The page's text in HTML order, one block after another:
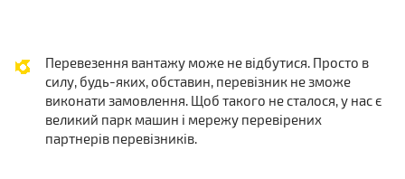
Перевезення вантажу може не відбутися. Просто в
силу, будь-яких, обставин, перевізник не зможе
виконати замовлення. Щоб такого не сталося, у нас є
великий парк машин і мережу перевірених
партнерів перевізників.